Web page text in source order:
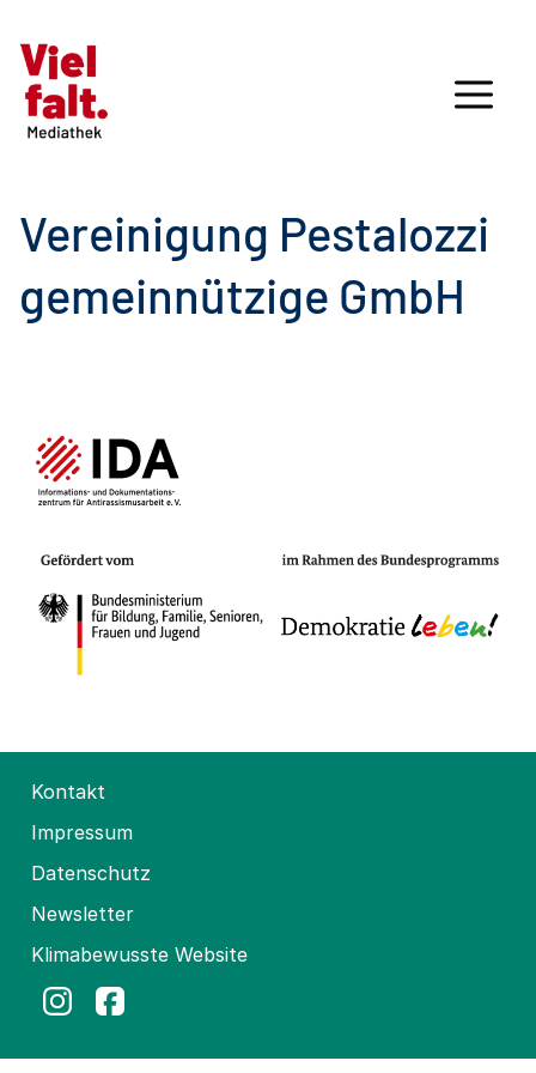
Vereinigung Pestalozzi
gemeinnützige GmbH
Kontakt
Impressum
Datenschutz
Newsletter
Klimabewusste Website